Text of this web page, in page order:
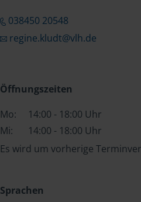
038450 20548
regine.kludt@vlh.de
Öffnungszeiten
Mo:
14:00 - 18:00 Uhr
Mi:
14:00 - 18:00 Uhr
Es wird um vorherige
Sprachen